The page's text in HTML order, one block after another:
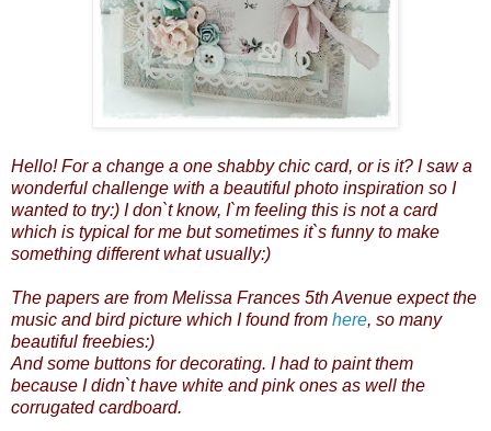
Hello! For a change a one shabby chic card, or is it? I saw a
wonderful challenge with a beautiful photo inspiration so I
wanted to try:) I don`t know, I`m feeling this is not a card
which is typical for me but sometimes it`s funny to make
something different what usually:)
The papers are from Melissa Frances 5th Avenue expect the
music and bird picture which I found from here, so many
beautiful freebies:)
And some buttons for decorating. I had to paint them
because I didn`t have white and pink ones as well the
corrugated cardboard.